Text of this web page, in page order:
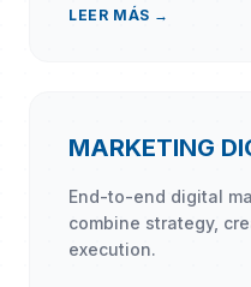
LEER MÁS →
MARKETING
End-to-end digital
combine strategy,
execution.